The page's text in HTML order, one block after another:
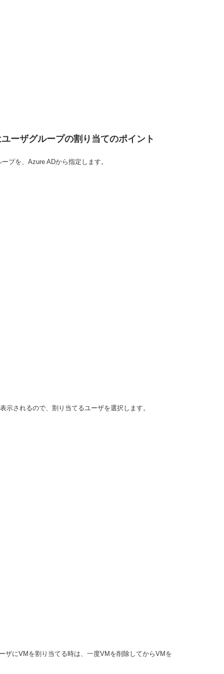
ーザグループの割り当てのポイント
プを、Azure ADから指定します。
示されるので、割り当てるユーザを選択します。
ザにVMを割り当てる時は、一度VMを削除してからVMを